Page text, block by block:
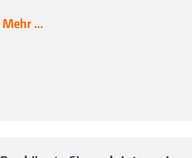
Mehr ...